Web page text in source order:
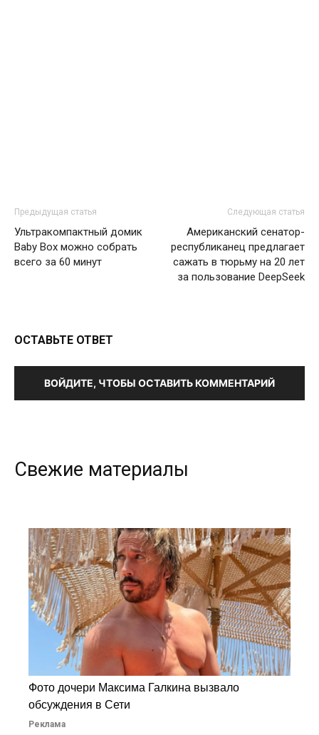
Предыдущая статья
Ультракомпактный домик
Baby Box можно собрать
всего за 60 минут
Следующая статья
Американский сенатор-
республиканец предлагает
сажать в тюрьму на 20 лет
за пользование DeepSeek
ОСТАВЬТЕ ОТВЕТ
ВОЙДИТЕ, ЧТОБЫ ОСТАВИТЬ КОММЕНТАРИЙ
Свежие материалы
Фото дочери Максима Галкина вызвало
обсуждения в Сети
Реклама